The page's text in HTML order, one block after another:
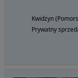
Kwidzyn
Prywatny